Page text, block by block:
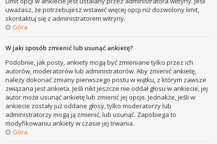
uważasz, że potrzebujesz wstawić więcej opcji niż dozwolony limit,
skontaktuj się z administratorem witryny.
Góra
W jaki sposób zmienić lub usunąć ankietę?
Podobnie, jak posty, ankiety mogą być zmieniane tylko przez ich
autorów, moderatorów lub administratorów. Aby zmienić ankietę,
należy dokonać zmiany pierwszego postu w wątku, z którym zawsze
związana jest ankieta. Jeśli nikt jeszcze nie oddał głosu w ankiecie, jej
autor może usunąć ankietę lub zmienić jej opcje. Jednakże, jeśli w
ankiecie zostały już oddane głosy, tylko moderatorzy lub
administratorzy mogą ją zmienić, lub usunąć. Zapobiega to
modyfikowaniu ankiety w czasie jej trwania.
Góra